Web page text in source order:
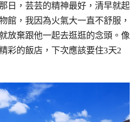
日，芸芸的精神最好，清早就起
館，我因為火氣大一直不舒服，
放棄跟他一起去逛逛的念頭。像
彩的飯店，下次應該要住3天2